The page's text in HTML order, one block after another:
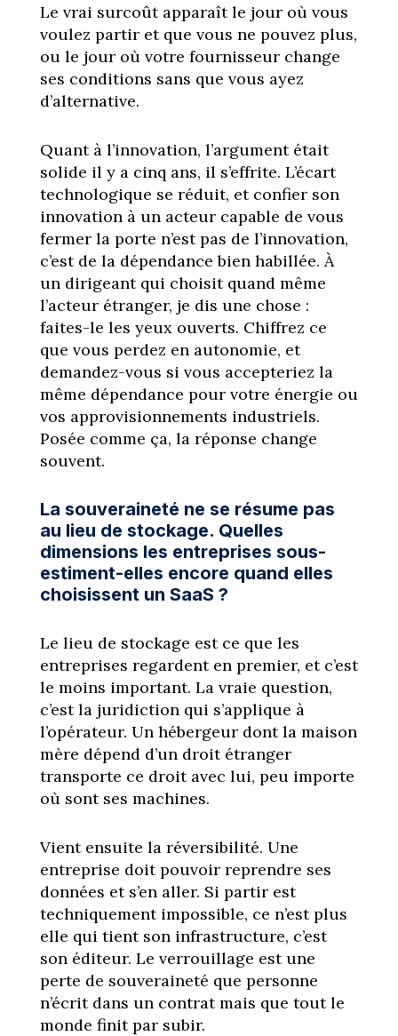
Le vrai surcoût apparaît le jour où vous
voulez partir et que vous ne pouvez plus,
ou le jour où votre fournisseur change
ses conditions sans que vous ayez
d’alternative.
Quant à l’innovation, l’argument était
solide il y a cinq ans, il s’effrite. L’écart
technologique se réduit, et confier son
innovation à un acteur capable de vous
fermer la porte n’est pas de l’innovation,
c’est de la dépendance bien habillée. À
un dirigeant qui choisit quand même
l’acteur étranger, je dis une chose :
faites-le les yeux ouverts. Chiffrez ce
que vous perdez en autonomie, et
demandez-vous si vous accepteriez la
même dépendance pour votre énergie ou
vos approvisionnements industriels.
Posée comme ça, la réponse change
souvent.
La souveraineté ne se résume pas
au lieu de stockage. Quelles
dimensions les entreprises sous-
estiment-elles encore quand elles
choisissent un SaaS ?
Le lieu de stockage est ce que les
entreprises regardent en premier, et c’est
le moins important. La vraie question,
c’est la juridiction qui s’applique à
l’opérateur. Un hébergeur dont la maison
mère dépend d’un droit étranger
transporte ce droit avec lui, peu importe
où sont ses machines.
Vient ensuite la réversibilité. Une
entreprise doit pouvoir reprendre ses
données et s’en aller. Si partir est
techniquement impossible, ce n’est plus
elle qui tient son infrastructure, c’est
son éditeur. Le verrouillage est une
perte de souveraineté que personne
n’écrit dans un contrat mais que tout le
monde finit par subir.